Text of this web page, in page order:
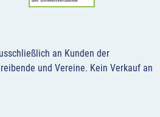
an Kunden der
und Vereine. Kein Verkauf an